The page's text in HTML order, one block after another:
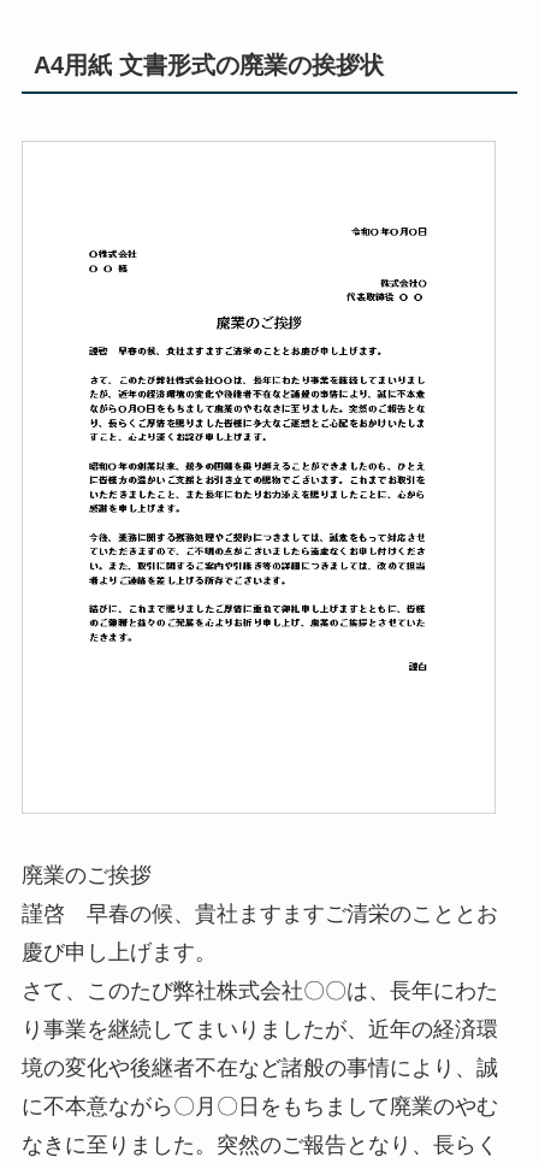
A4用紙 文書形式の廃業の挨拶状
廃業のご挨拶
謹啓 早春の候、貴社ますますご清栄のこととお
慶び申し上げます。
さて、このたび弊社株式会社〇〇は、長年にわた
り事業を継続してまいりましたが、近年の経済環
境の変化や後継者不在など諸般の事情により、誠
に不本意ながら〇月〇日をもちまして廃業のやむ
なきに至りました。突然のご報告となり、長らく